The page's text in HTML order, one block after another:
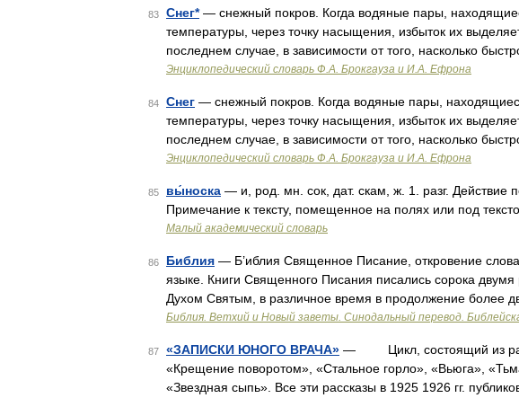
83 Снег*— снежный покров. Когда водяные пары,
температуры, через точку насыщения, избыток их
последнем случае, в зависимости от того, насколько
Энциклопедический словарь Ф.А. Брокгауза и И.А. Ефрона
84 Снег — снежный покров. Когда водяные пары,
температуры, через точку насыщения, избыток их
последнем случае, в зависимости от того, насколько
Энциклопедический словарь Ф.А. Брокгауза и И.А. Ефрона
85 вы́носка — и, род. мн. сок, дат. скам, ж. 1. разг. Действие
Примечание к тексту, помещенное на полях или под
Малый академический словарь
86 Библия — Б’иблия Священное Писание, откровение
языке. Книги Священного Писания писались сорока
Духом Святым, в различное время в продолжение более
Библия. Ветхий и Новый заветы. Синодальный перевод.
87 «ЗАПИСКИ ЮНОГО ВРАЧА» — Цикл, состоящий из
«Крещение поворотом», «Стальное горло», «Вьюга»,
«Звездная сыпь». Все эти рассказы в 1925 1926 гг.